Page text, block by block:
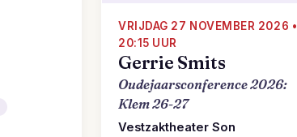
VRIJDAG 27 NOVEMBER 2026 •
20:15 UUR
Gerrie Smits
Oudejaarsconference 2026:
Klem 26-27
Vestzaktheater Son